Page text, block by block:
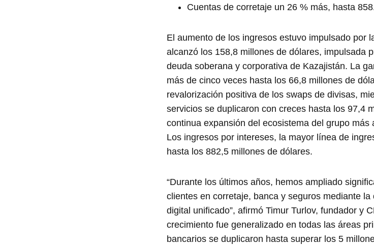
Cuentas de corretaje un 26 % más, hasta
El aumento de los ingresos estuvo impulsado por
alcanzó los 158,8 millones de dólares, impulsada
deuda soberana y corporativa de Kazajistán. La
más de cinco veces hasta los 66,8 millones de
revalorización positiva de los swaps de divisas,
servicios se duplicaron con creces hasta los 97,4
continua expansión del ecosistema del grupo
Los ingresos por intereses, la mayor línea de
hasta los 882,5 millones de dólares.
“Durante los últimos años, hemos ampliado
clientes en corretaje, banca y seguros mediante
digital unificado”, afirmó Timur Turlov, fundador y
crecimiento fue generalizado en todas las áreas
bancarios se duplicaron hasta superar los 5